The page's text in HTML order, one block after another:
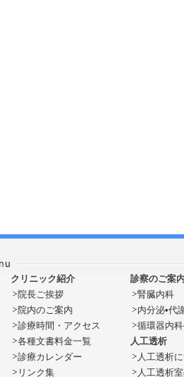
クリニック紹介
院長ご挨拶
院内のご案内
診療時間・アクセス
各種文書料金一覧
診療カレンダー
リンク集
診察のご案
腎臓内科
内分泌•代
循環器内
人工透析
人工透析
人工透析